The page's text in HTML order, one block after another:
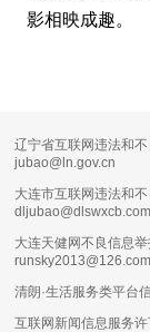
影相映成趣。
辽宁省互联网违法和
jubao@ln.gov.cn
大连市互联网违法和
dljubao@dlswxcb.com
大连天健网不良信息
runsky2013@126.com
清朗·生活服务类平台
互联网新闻信息服务